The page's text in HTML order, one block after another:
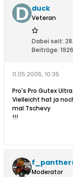
duck
Veteran
Dabei seit:
Beiträge: 1926
11.05.2005, 10:35
Pro's Pro Gutex
Vielleicht hat ja
mal Tschevy
!!!
Moderator